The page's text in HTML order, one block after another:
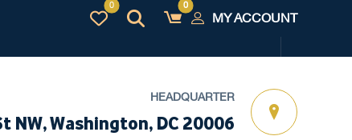
MY ACCOUNT
HEADQUARTER
NW, Washington, DC 20006